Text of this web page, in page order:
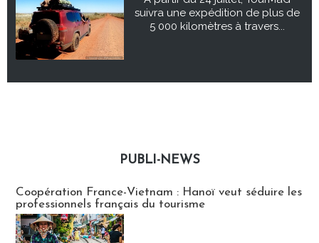
suivra une expédition de plus de
5 000 kilomètres à travers...
PUBLI-NEWS
Coopération France-Vietnam : Hanoï veut séduire les
professionnels français du tourisme